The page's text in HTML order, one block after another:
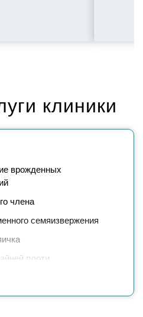
клиники
врожденных
члена
семяизвержения
плоти